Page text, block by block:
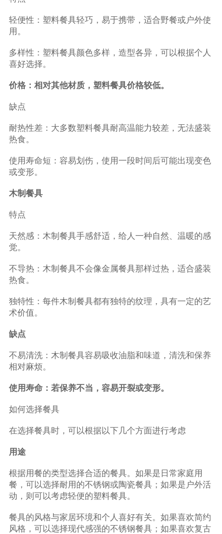
轻便性：塑料餐具轻巧，易于携带，适合野餐或户外使
用。
多样性：塑料餐具颜色多样，造型各异，可以根据个人
喜好选择。
价格：相对其他材质，塑料餐具价格较低。
缺点
耐热性差：大多数塑料餐具耐高温能力较差，无法盛装
热食。
使用寿命短：容易划伤，使用一段时间后可能出现变色
或变形。
木制餐具
特点
天然感：木制餐具手感舒适，给人一种自然、温暖的感
觉。
不导热：木制餐具不会像金属餐具那样过热，适合盛装
热食。
独特性：每件木制餐具都有独特的纹理，具有一定的艺
术价值。
缺点
不易清洗：木制餐具容易吸收油脂和味道，清洗和保养
相对麻烦。
使用寿命：若保养不当，容易开裂或变形。
如何选择餐具
在选择餐具时，可以根据以下几个方面进行考虑
用途
根据用餐的类型选择合适的餐具。如果是日常家庭用
餐，可以选择耐用的不锈钢或陶瓷餐具；如果是户外活
动，则可以考虑轻便的塑料餐具。
餐具的风格与家居环境和个人喜好有关。如果喜欢简约
风格，可以选择现代感强的不锈钢餐具；如果喜欢复古